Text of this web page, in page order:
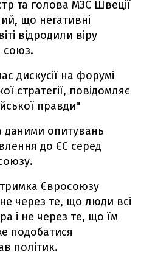
та голова МЗС Швеції
що негативні
відродили віру
союз.
дискусії на форумі
стратегії, повідомляє
правди"
даними опитувань
до ЄС серед
Євросоюзу
через те, що люди всі
і не через те, що їм
подобатися
політик.